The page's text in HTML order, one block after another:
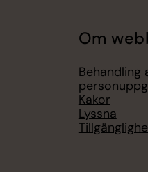
Om
Behandling
Kakor
Lyssna